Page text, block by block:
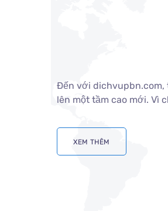
Đến với dichvupbn.com,
lên một tầm cao mới. Vì
XEM THÊM